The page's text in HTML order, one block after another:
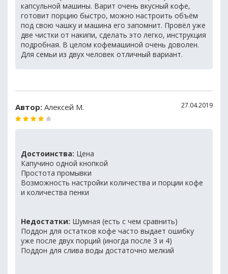
капсульной машины. Варит очень вкусный кофе,
готовит порцию быстро, можно настроить объём
под свою чашку и машина его запомнит. Провёл уже
две чистки от накипи, сделать это легко, инструкция
подробная. В целом кофемашиной очень доволен.
Для семьи из двух человек отличный вариант.
Автор: Алексей M. 27.04.2019
Достоинства: Цена
Капучино одной кнопкой
Простота промывки
Возможность настройки количества и порции кофе
и количества пенки
Недостатки: Шумная (есть с чем сравнить)
Поддон для остатков кофе часто выдает ошибку
уже после двух порций (иногда после 3 и 4)
Поддон для слива воды достаточно мелкий